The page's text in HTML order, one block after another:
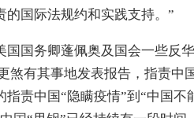
的国际法规约和实践支持。”
务卿蓬佩奥及国会一些反华
煞有其事地发表报告，指责中
指责中国“隐瞒疫情”到“中国